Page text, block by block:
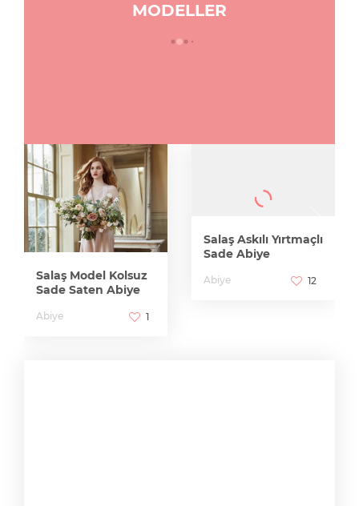
MODELLER
Salaş Model Kolsuz
Sade Saten Abiye
Abiye 1
Salaş Askılı Yırtmaçlı
Sade Abiye
Abiye 12